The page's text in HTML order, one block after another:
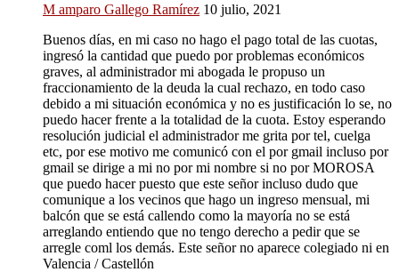
M amparo Gallego Ramírez 10 julio, 2021
Buenos días, en mi caso no hago el pago total de las cuotas,
ingresó la cantidad que puedo por problemas económicos
graves, al administrador mi abogada le propuso un
fraccionamiento de la deuda la cual rechazo, en todo caso
debido a mi situación económica y no es justificación lo se, no
puedo hacer frente a la totalidad de la cuota. Estoy esperando
resolución judicial el administrador me grita por tel, cuelga
etc, por ese motivo me comunicó con el por gmail incluso por
gmail se dirige a mi no por mi nombre si no por MOROSA
que puedo hacer puesto que este señor incluso dudo que
comunique a los vecinos que hago un ingreso mensual, mi
balcón que se está callendo como la mayoría no se está
arreglando entiendo que no tengo derecho a pedir que se
arregle coml los demás. Este señor no aparece colegiado ni en
Valencia / Castellón